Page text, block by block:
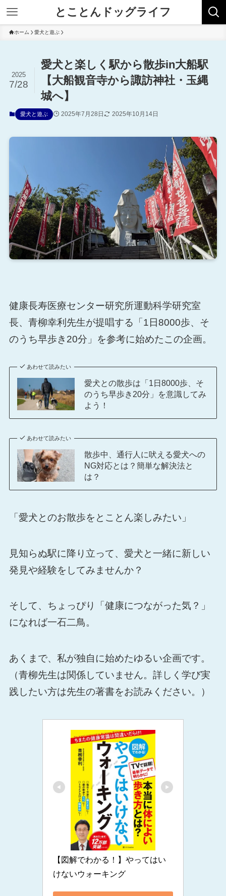
とことんドッグライフ
ホーム 愛犬と遊ぶ
愛犬と楽しく駅から散歩in大船駅
【大船観音寺から諏訪神社・玉縄
城へ】
2025
7/28
愛犬と遊ぶ 2025年7月28日 2025年10月14日
健康長寿医療センター研究所運動科学研究室
長、青柳幸利先生が提唱する「1日8000歩、そ
のうち早歩き20分」を参考に始めたこの企画。
あわせて読みたい
愛犬との散歩は「1日8000歩、そ
のうち早歩き20分」を意識してみ
よう！
あわせて読みたい
散歩中、通行人に吠える愛犬への
NG対応とは？簡単な解決法と
は？
「愛犬とのお散歩をとことん楽しみたい」
見知らぬ駅に降り立って、愛犬と一緒に新しい
発見や経験をしてみませんか？
そして、ちょっぴり「健康につながった気？」
になれば一石二鳥。
あくまで、私が独自に始めたゆるい企画です。
（青柳先生は関係していません。詳しく学び実
践したい方は先生の著書をお読みください。）
【図解でわかる！】やってはい
けないウォーキング